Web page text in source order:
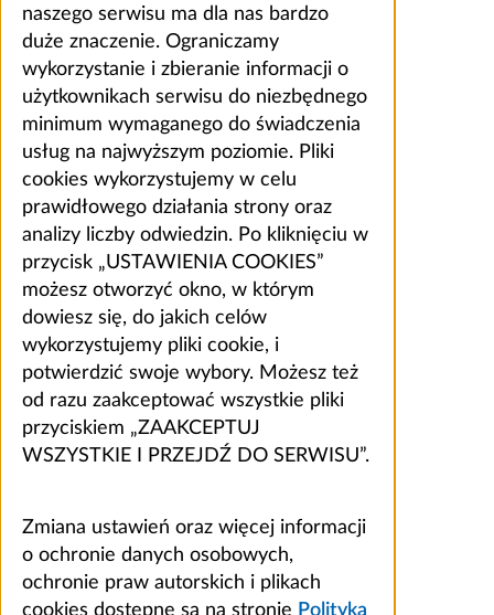
naszego serwisu ma dla nas bardzo
duże znaczenie. Ograniczamy
wykorzystanie i zbieranie informacji o
użytkownikach serwisu do niezbędnego
minimum wymaganego do świadczenia
usług na najwyższym poziomie. Pliki
cookies wykorzystujemy w celu
prawidłowego działania strony oraz
analizy liczby odwiedzin. Po kliknięciu w
przycisk „USTAWIENIA COOKIES”
możesz otworzyć okno, w którym
dowiesz się, do jakich celów
wykorzystujemy pliki cookie, i
potwierdzić swoje wybory. Możesz też
od razu zaakceptować wszystkie pliki
przyciskiem „ZAAKCEPTUJ
WSZYSTKIE I PRZEJDŹ DO SERWISU”.
Zmiana ustawień oraz więcej informacji
o ochronie danych osobowych,
ochronie praw autorskich i plikach
cookies dostępne są na stronie Polityka